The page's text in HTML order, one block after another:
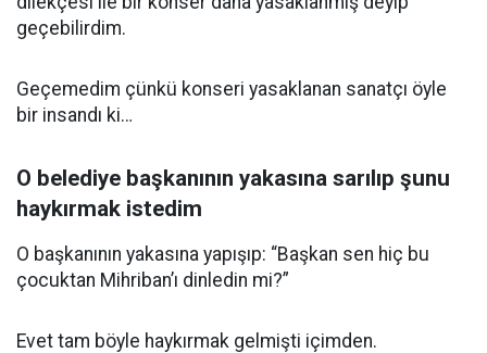
geçebilirdim.
Geçemedim çünkü konseri yasaklanan sanatçı öyle
bir insandı ki…
O belediye başkanının yakasına sarılıp şunu
haykırmak istedim
O başkanının yakasına yapışıp: “Başkan sen hiç bu
çocuktan Mihriban’ı dinledin mi?”
Evet tam böyle haykırmak gelmişti içimden.